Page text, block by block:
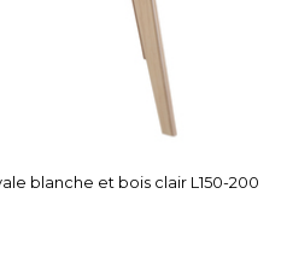
blanche et bois clair L150-200